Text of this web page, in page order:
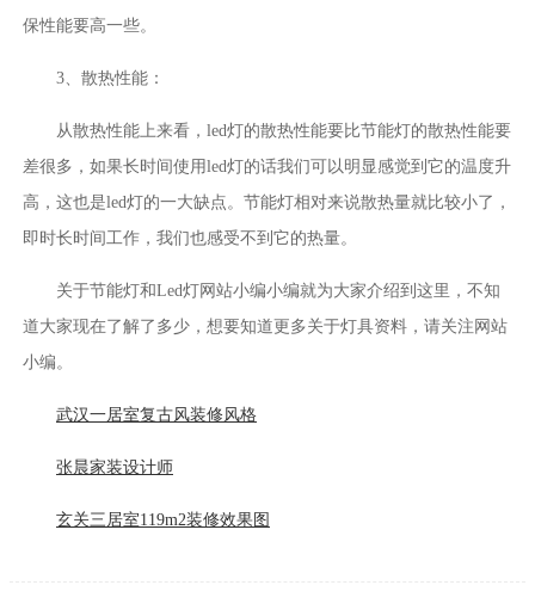
保性能要高一些。
3、散热性能：
从散热性能上来看，led灯的散热性能要比节能灯的散热性能要
差很多，如果长时间使用led灯的话我们可以明显感觉到它的温度升
高，这也是led灯的一大缺点。节能灯相对来说散热量就比较小了，
即时长时间工作，我们也感受不到它的热量。
关于节能灯和Led灯网站小编小编就为大家介绍到这里，不知
道大家现在了解了多少，想要知道更多关于灯具资料，请关注网站
小编。
武汉一居室复古风装修风格
张晨家装设计师
玄关三居室119m2装修效果图